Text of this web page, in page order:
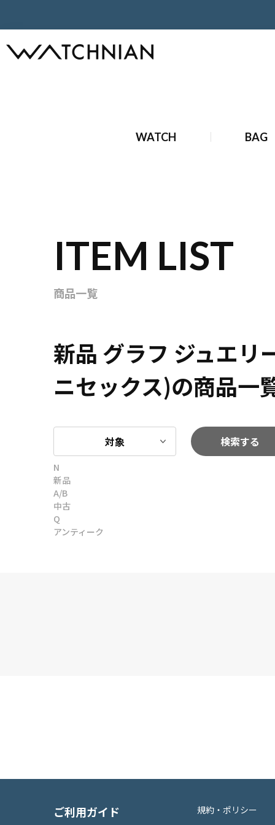
WATCH BAG
ITEM LIST
商品一覧
新品 グラフ ジュエ
ニセックス)の商品一
対象 検索する
N
新品
A/B
中古
Q
アンティーク
ご利用ガイド 規約・ポリシー